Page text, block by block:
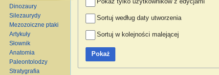
Pokaż tylko użytkowników z edycjami
Sortuj według daty utworzenia
Sortuj w kolejności malejącej
Pokaż
Dinozaury
Silezaurydy
Mezozoiczne ptaki
Artykuły
Słownik
Anatomia
Paleontolodzy
Stratygrafia